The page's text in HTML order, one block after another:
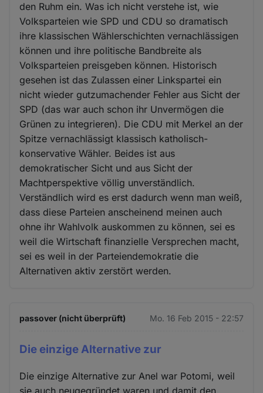
den Ruhm ein. Was ich nicht verstehe ist, wie
Volksparteien wie SPD und CDU so dramatisch
ihre klassischen Wählerschichten vernachlässigen
können und ihre politische Bandbreite als
Volksparteien preisgeben können. Historisch
gesehen ist das Zulassen einer Linkspartei ein
nicht wieder gutzumachender Fehler aus Sicht der
SPD (das war auch schon ihr Unvermögen die
Grünen zu integrieren). Die CDU mit Merkel an der
Spitze vernachlässigt klassisch katholisch-
konservative Wähler. Beides ist aus
demokratischer Sicht und aus Sicht der
Machtperspektive völlig unverständlich.
Verständlich wird es erst dadurch wenn man weiß,
dass diese Parteien anscheinend meinen auch
ohne ihr Wahlvolk auskommen zu können, sei es
weil die Wirtschaft finanzielle Versprechen macht,
sei es weil in der Parteiendemokratie die
Alternativen aktiv zerstört werden.
passover (nicht überprüft) Mo. 16 Feb 2015 - 22:57
Die einzige Alternative zur
Die einzige Alternative zur Anel war Potomi, weil
sie auch neugegründet waren und damit den